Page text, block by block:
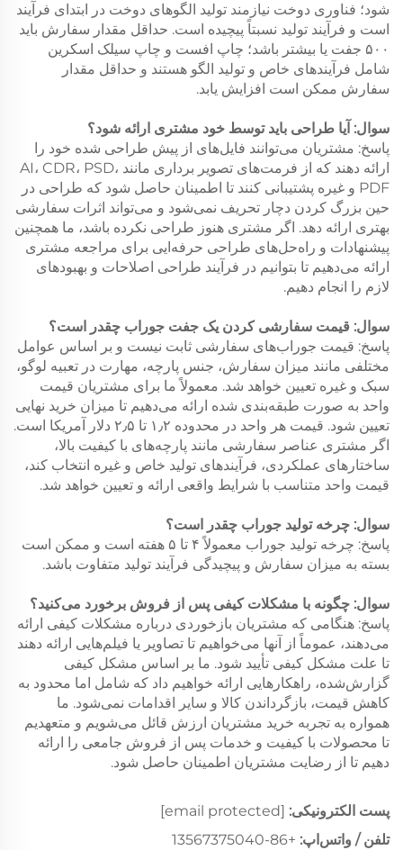
شود؛ فناوری دوخت نیازمند تولید الگوهای دوخت در ابتدای فرآیند
است و فرآیند تولید نسبتاً پیچیده است. حداقل مقدار سفارش باید
۵۰۰ جفت یا بیشتر باشد؛ چاپ افست و چاپ سیلک اسکرین
شامل فرآیندهای خاص و تولید الگو هستند و حداقل مقدار
سفارش ممکن است افزایش یابد.
سوال: آیا طراحی باید توسط خود مشتری ارائه شود؟
پاسخ: مشتریان می‌توانند فایل‌های از پیش طراحی شده خود را
ارائه دهند که از فرمت‌های تصویر برداری مانند AI، CDR، PSD،
PDF و غیره پشتیبانی کنند تا اطمینان حاصل شود که طراحی در
حین بزرگ کردن دچار تحریف نمی‌شود و می‌تواند اثرات سفارشی
بهتری ارائه دهد. اگر مشتری هنوز طراحی نکرده باشد، ما همچنین
پیشنهادات و راه‌حل‌های طراحی حرفه‌ایی برای مراجعه مشتری
ارائه می‌دهیم تا بتوانیم در فرآیند طراحی اصلاحات و بهبودهای
لازم را انجام دهیم.
سوال: قیمت سفارشی کردن یک جفت جوراب چقدر است؟
پاسخ: قیمت جوراب‌های سفارشی ثابت نیست و بر اساس عوامل
مختلفی مانند میزان سفارش، جنس پارچه، مهارت در تعبیه لوگو،
سبک و غیره تعیین خواهد شد. معمولاً ما برای مشتریان قیمت
واحد به صورت طبقه‌بندی شده ارائه می‌دهیم تا میزان خرید نهایی
تعیین شود. قیمت هر واحد در محدوده ۱٫۲ تا ۲٫۵ دلار آمریکا است.
اگر مشتری عناصر سفارشی مانند پارچه‌های با کیفیت بالا،
ساختارهای عملکردی، فرآیندهای تولید خاص و غیره انتخاب کند،
قیمت واحد متناسب با شرایط واقعی ارائه و تعیین خواهد شد.
سوال: چرخه تولید جوراب چقدر است؟
پاسخ: چرخه تولید جوراب معمولاً ۴ تا ۵ هفته است و ممکن است
بسته به میزان سفارش و پیچیدگی فرآیند تولید متفاوت باشد.
سوال: چگونه با مشکلات کیفی پس از فروش برخورد می‌کنید؟
پاسخ: هنگامی که مشتریان بازخوردی درباره مشکلات کیفی ارائه
می‌دهند، عموماً از آنها می‌خواهیم تا تصاویر یا فیلم‌هایی ارائه دهند
تا علت مشکل کیفی تأیید شود. ما بر اساس مشکل کیفی
گزارش‌شده، راهکارهایی ارائه خواهیم داد که شامل اما محدود به
کاهش قیمت، بازگرداندن کالا و سایر اقدامات نمی‌شود. ما
همواره به تجربه خرید مشتریان ارزش قائل می‌شویم و متعهدیم
تا محصولات با کیفیت و خدمات پس از فروش جامعی را ارائه
دهیم تا از رضایت مشتریان اطمینان حاصل شود.
پست الکترونیکی: [email protected]
تلفن / واتس‌اپ: +86-13567375040